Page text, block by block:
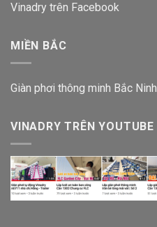
Vinadry trên Facebook
MIỀN BẮC
Giàn phơi thông minh Bắc Ninh
VINADRY TRÊN YOUTUBE